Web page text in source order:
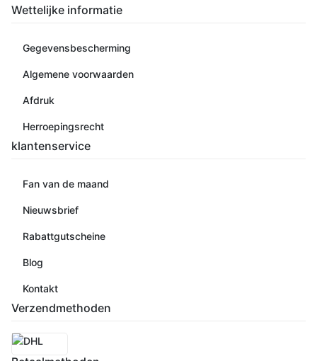
Wettelijke informatie
Gegevensbescherming
Algemene voorwaarden
Afdruk
Herroepingsrecht
klantenservice
Fan van de maand
Nieuwsbrief
Rabattgutscheine
Blog
Kontakt
Verzendmethoden